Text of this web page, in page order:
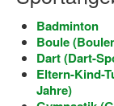
Dortmund
Mädchen in
Badminton
Boule
Dart (Dart-
Eltern-Kind-
Jahre)